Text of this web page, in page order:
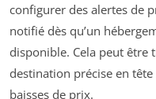
configurer des alertes de
notifié dès qu’un
disponible. Cela peut être
destination précise en
baisses de prix.